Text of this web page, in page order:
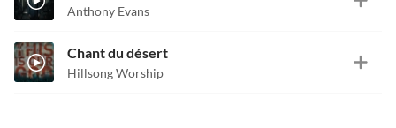
Anthony Evans
Chant du désert
Hillsong Worship